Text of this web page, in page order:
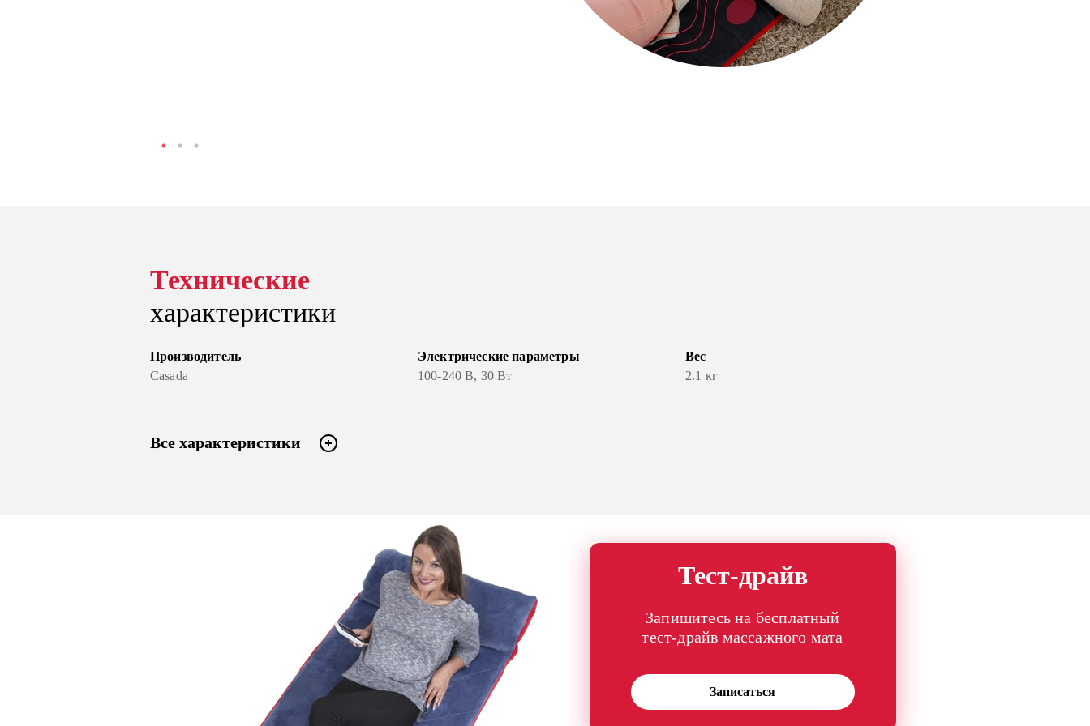
Технические
характеристики
Производитель
Casada
Электрические параметры
100-240 В, 30 Вт
Вес
2.1 кг
Все характеристики
Тест-драйв
Запишитесь на бесплатный
тест-драйв массажного мата
Записаться